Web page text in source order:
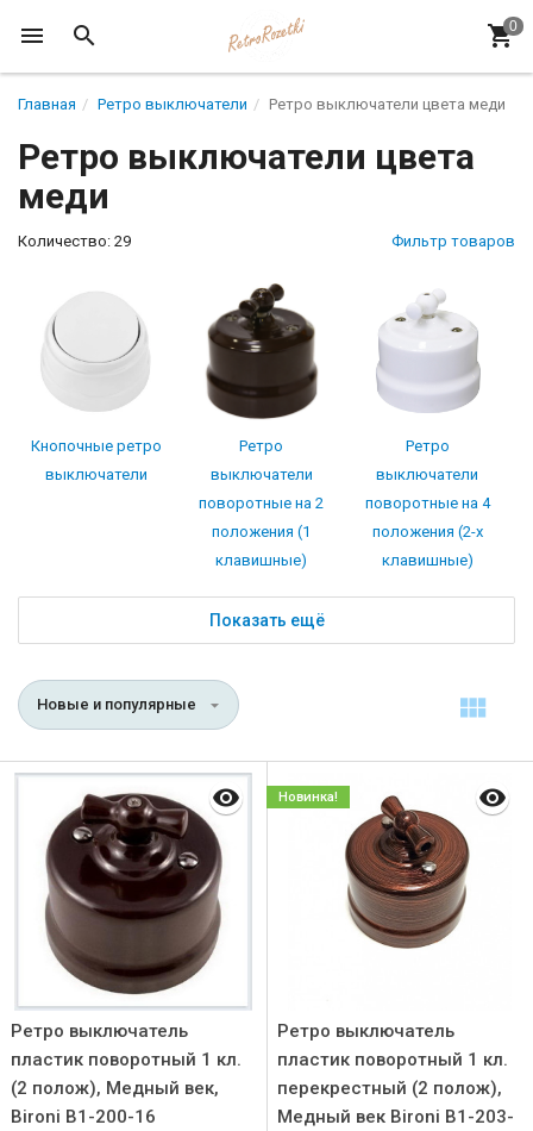
Главная Ретро выключатели Ретро выключатели цвета меди
Ретро выключатели цвета
меди
Количество: 29 Фильтр товаров
Кнопочные ретро
выключатели
Ретро
выключатели
поворотные на 2
положения (1
клавишные)
Ретро
выключатели
поворотные на 4
положения (2-х
клавишные)
Показать ещё
Новые и популярные
Ретро выключатель
пластик поворотный 1 кл.
(2 полож), Медный век,
Bironi B1-200-16
Ретро выключатель
пластик поворотный 1 кл.
перекрестный (2 полож),
Медный век Bironi B1-203-
Новинка!